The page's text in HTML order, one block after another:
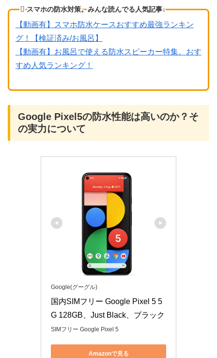
スマホの防水対策。みんな読んでる人気記事↓
【動画有】スマホ防水ケースおすすめ最強ランキン
グ！【検証済み/お風呂】
【動画有】お風呂で使える防水スピーカー特集。おす
すめ人気ランキング！
Google Pixel5の防水性能は高いのか？そ
の実力について
Google(グーグル)
国内SIMフリー Google Pixel 5 5
G 128GB、Just Black、ブラック
SIMフリー Google Pixel 5
Amazonで見る